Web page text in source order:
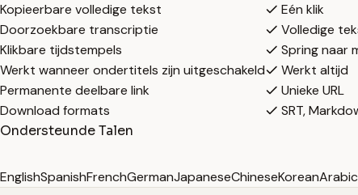
Kopieerbare volledige tekst
Eén klik
Doorzoekbare transcriptie
Volledige
Klikbare tijdstempels
Spring naar
Werkt wanneer ondertitels zijn uitgeschakeld
Werkt altijd
Permanente deelbare link
Unieke URL
Download formats
SRT,
Ondersteunde Talen
EnglishSpanishFrenchGermanJapaneseChineseKoreanArabic